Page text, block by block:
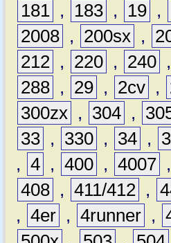
181 , 183 , 19 ,
2008 , 200sx ,
212 , 220 , 240 ,
288 , 29 , 2cv ,
300zx , 304 ,
33 , 330 , 34 ,
, 4 , 400 , 4007 ,
408 , 411/412 ,
, 4er , 4runner ,